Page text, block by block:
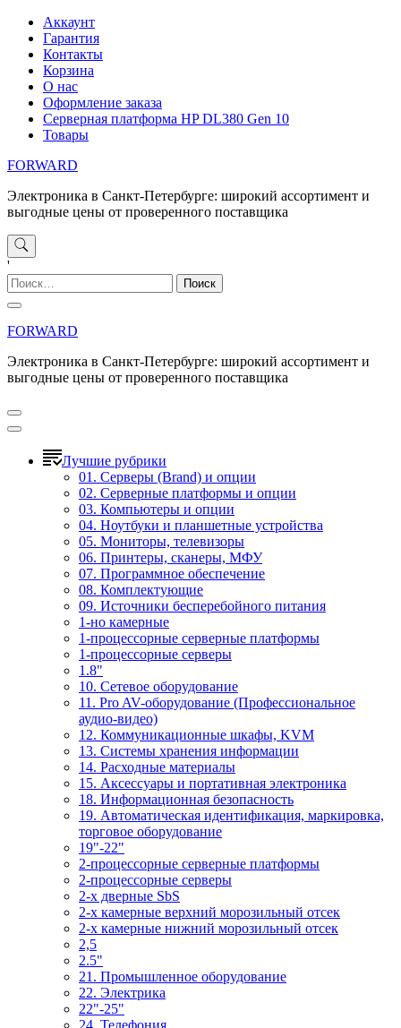
Перейти
содержимому
Аккаунт
Гарантия
Контакты
Корзина
О нас
Оформление заказа
Серверная платформа HP DL380 Gen 10
Товары
FORWARD
Электроника в Санкт-Петербурге: широкий ассортимент и
выгодные цены от проверенного поставщика
'
Найти:
FORWARD
Электроника в Санкт-Петербурге: широкий ассортимент и
выгодные цены от проверенного поставщика
Лучшие рубрики
01. Серверы (Brand) и опции
02. Серверные платформы и опции
03. Компьютеры и опции
04. Ноутбуки и планшетные устройства
05. Мониторы, телевизоры
06. Принтеры, сканеры, МФУ
07. Программное обеспечение
08. Комплектующие
09. Источники бесперебойного питания
1-но камерные
1-процессорные серверные платформы
1-процессорные серверы
1.8"
10. Сетевое оборудование
11. Pro AV-оборудование (Профессиональное
аудио-видео)
12. Коммуникационные шкафы, KVM
13. Системы хранения информации
14. Расходные материалы
15. Аксессуары и портативная электроника
18. Информационная безопасность
19. Автоматическая идентификация, маркировка,
торговое оборудование
19"-22"
2-процессорные серверные платформы
2-процессорные серверы
2-х дверные SbS
2-х камерные верхний морозильный отсек
2-х камерные нижний морозильный отсек
2,5
2.5"
21. Промышленное оборудование
22. Электрика
22"-25"
24. Телефония